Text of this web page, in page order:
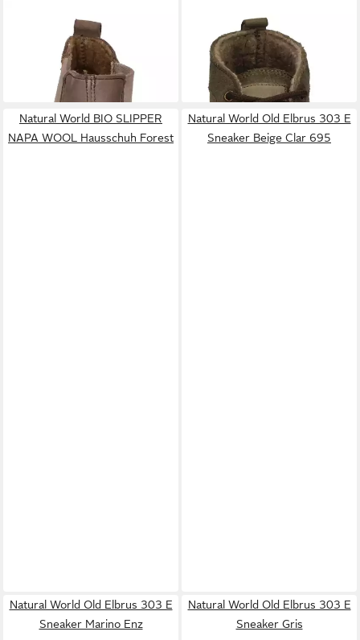
NATURAL WORLD
7182 Chelseaboots Beige
UVP 99,90 €
NATURAL WORLD
NEW 7122 Schnürboots
Forest
49,99 € UVP 89,90 €
-44%
Natural World BIO SLIPPER
NAPA WOOL Hausschuh Forest
Natural World Old Elbrus 303 E
Sneaker Beige Clar 695
Natural World Old Elbrus 303 E
Sneaker Marino Enz
Natural World Old Elbrus 303 E
Sneaker Gris